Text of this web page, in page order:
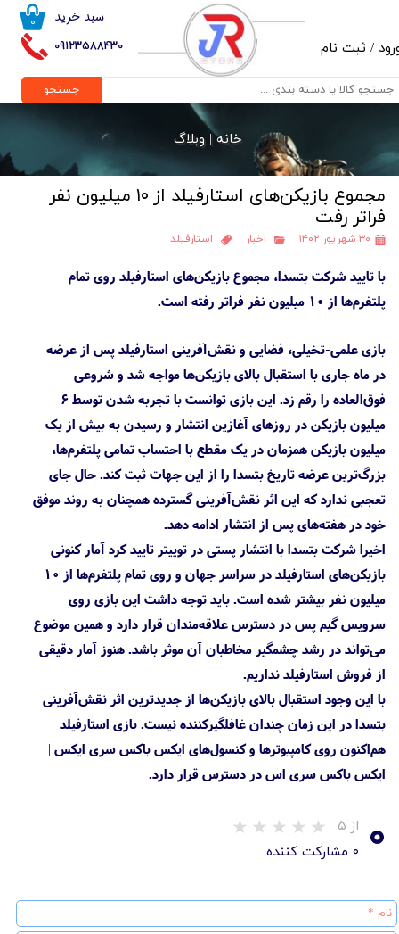
09123588430
۰ سبد خرید
/ ثبت نام
حساب کاربری من
تغییر گذر واژه
خروج از حساب کاربری
جستجو
خانه |وبلاگ
مجموع بازیکن‌های استارفیلد از ۱۰ میلیون نفر
فراتر رفت
۳۰ شهریور ۱۴۰۲ اخبار استارفیلد
با تایید شرکت بتسدا، مجموع بازیکن‌های استارفیلد روی تمام
پلتفرم‌ها از ۱۰ میلیون نفر فراتر رفته است.
بازی علمی-تخیلی، فضایی و نقش‌آفرینی استارفیلد پس از عرضه
در ماه جاری با استقبال بالای بازیکن‌ها مواجه شد و شروعی
فوق‌العاده را رقم زد. این بازی توانست با تجربه شدن توسط ۶
میلیون بازیکن در روزهای آغازین انتشار و رسیدن به بیش از یک
میلیون بازیکن همزمان در یک مقطع با احتساب تمامی پلتفرم‌ها،
بزرگ‌ترین عرضه تاریخ بتسدا را از این جهات ثبت کند. حال جای
تعجبی ندارد که این اثر نقش‌آفرینی گسترده همچنان به روند موفق
خود در هفته‌های پس از انتشار ادامه دهد.
اخیرا شرکت بتسدا با انتشار پستی در توییتر تایید کرد آمار کنونی
بازیکن‌های استارفیلد در سراسر جهان و روی تمام پلتفرم‌ها از ۱۰
میلیون نفر بیشتر شده است. باید توجه داشت این بازی روی
سرویس گیم پس در دسترس علاقه‌مندان قرار دارد و همین موضوع
می‌تواند در رشد چشمگیر مخاطبان آن موثر باشد. هنوز آمار دقیقی
از فروش استارفیلد نداریم.
با این وجود استقبال بالای بازیکن‌ها از جدیدترین اثر نقش‌آفرینی
بتسدا در این زمان چندان غافلگیرکننده نیست. بازی استارفیلد
هم‌اکنون روی کامپیوترها و کنسول‌های ایکس باکس سری ایکس |
ایکس باکس سری اس در دسترس قرار دارد.
۰ از ۵
۰ مشارکت کننده